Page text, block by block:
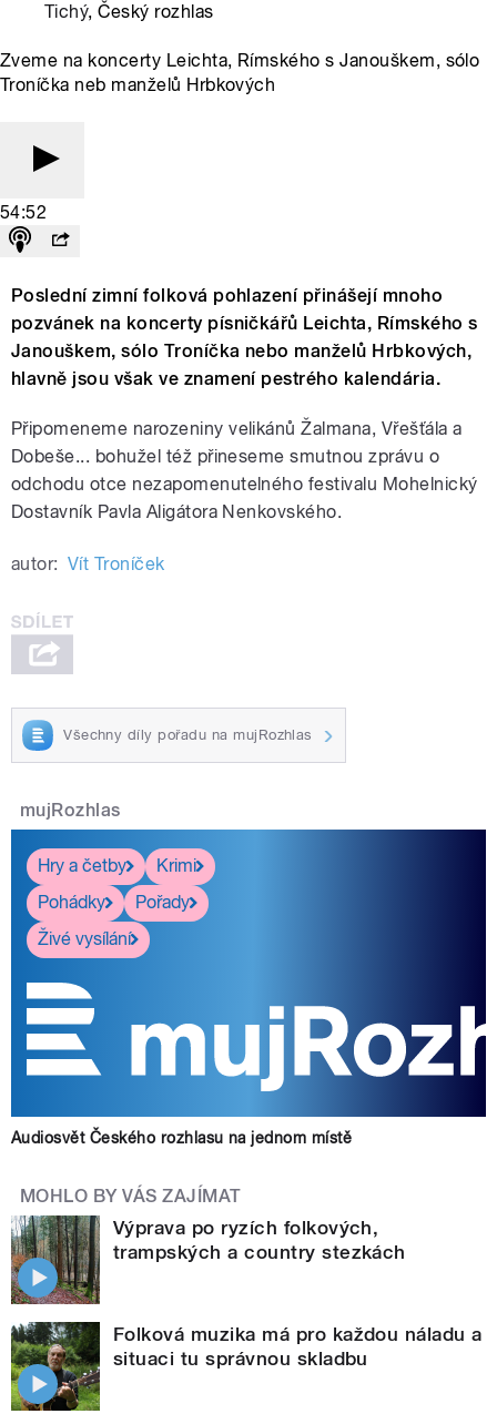
Tichý, Český rozhlas
Zveme na koncerty Leichta, Rímského s Janouškem, sólo
Troníčka neb manželů Hrbkových
54:52
Poslední zimní folková pohlazení přinášejí mnoho
pozvánek na koncerty písničkářů Leichta, Rímského s
Janouškem, sólo Troníčka nebo manželů Hrbkových,
hlavně jsou však ve znamení pestrého kalendária.
Připomeneme narozeniny velikánů Žalmana, Vřešťála a
Dobeše... bohužel též přineseme smutnou zprávu o
odchodu otce nezapomenutelného festivalu Mohelnický
Dostavník Pavla Aligátora Nenkovského.
autor: Vít Troníček
Všechny díly pořadu na mujRozhlas
mujRozhlas
Hry a četby
Krimi
Pohádky
Pořady
Živé vysílání
Audiosvět Českého rozhlasu na jednom místě
MOHLO BY VÁS ZAJÍMAT
Výprava po ryzích folkových,
trampských a country stezkách
Folková muzika má pro každou náladu a
situaci tu správnou skladbu